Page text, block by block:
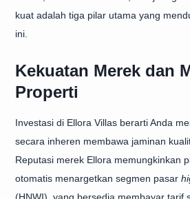
kuat adalah tiga pilar utama yang
ini.
Kekuatan Merek dan
Properti
Investasi di Ellora Villas berarti Anda
secara inheren membawa jaminan
Reputasi merek Ellora memungkinkan
otomatis menargetkan segmen pasar